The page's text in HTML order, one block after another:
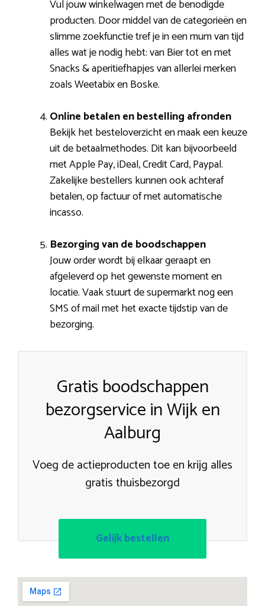
Vul jouw winkelwagen met de benodigde
producten. Door middel van de categorieën en
slimme zoekfunctie tref je in een mum van tijd
alles wat je nodig hebt: van Bier tot en met
Snacks & aperitiefhapjes van allerlei merken
zoals Weetabix en Boske.
Online betalen en bestelling afronden
Bekijk het besteloverzicht en maak een keuze
uit de betaalmethodes. Dit kan bijvoorbeeld
met Apple Pay, iDeal, Credit Card, Paypal.
Zakelijke bestellers kunnen ook achteraf
betalen, op factuur of met automatische
incasso.
Bezorging van de boodschappen
Jouw order wordt bij elkaar geraapt en
afgeleverd op het gewenste moment en
locatie. Vaak stuurt de supermarkt nog een
SMS of mail met het exacte tijdstip van de
bezorging.
Gratis boodschappen
bezorgservice in Wijk en
Aalburg
Voeg de actieproducten toe en krijg alles
gratis thuisbezorgd
Gelijk bestellen